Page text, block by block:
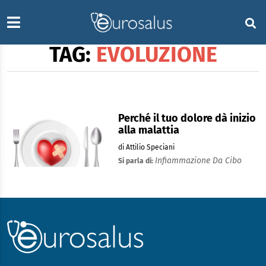
TAG: EVOLUZIONE
Perché il tuo dolore dà inizio
alla malattia
di Attilio Speciani
Si parla di: Infiammazione Da Cibo